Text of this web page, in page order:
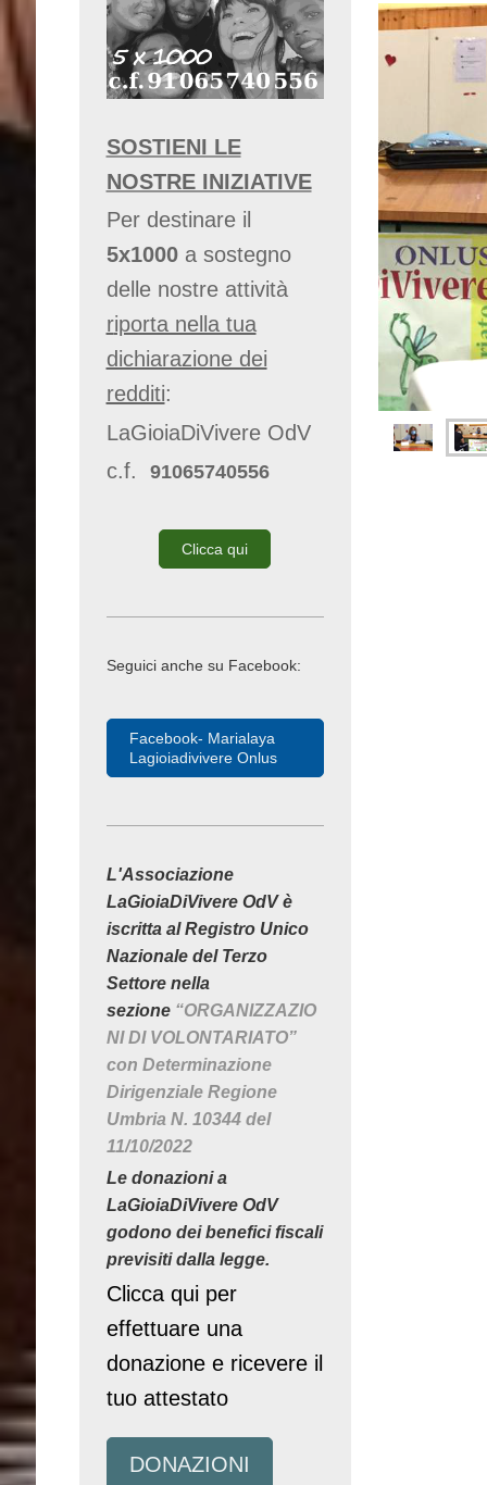
SOSTIENI LE
NOSTRE INIZIATIVE
Per destinare il
5x1000a sostegno
delle nostre attività
riporta nella tua
dichiarazione dei
redditi:
LaGioiaDiVivere OdV
c.f.
91065740556
Clicca qui
Seguici anche su Facebook:
Facebook- Marialaya
Lagioiadivivere Onlus
L'Associazione
LaGioiaDiVivere OdV è
iscritta al Registro Unico
Nazionale del Terzo
Settore nella
sezione “ORGANIZZAZIO
NI DI VOLONTARIATO”
con Determinazione
Dirigenziale Regione
Umbria N. 10344 del
11/10/2022
Le donazioni a
LaGioiaDiVivere OdV
godono dei benefici fiscali
previsiti dalla legge.
Clicca qui per
effettuare una
donazione e ricevere il
tuo attestato
DONAZIONI